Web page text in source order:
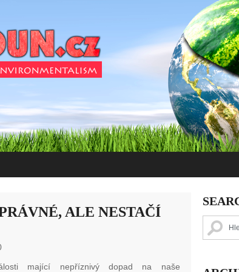
ALE NESTAČÍ
mající nepříznivý dopad na naše